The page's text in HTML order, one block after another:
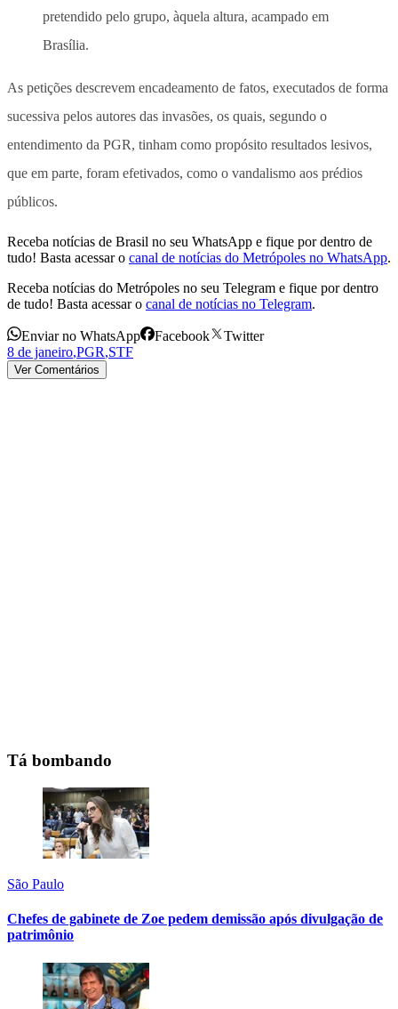
pretendido pelo grupo, àquela altura, acampado em
Brasília.
As petições descrevem encadeamento de fatos, executados de forma
sucessiva pelos autores das invasões, os quais, segundo o
entendimento da PGR, tinham como propósito resultados lesivos,
que em parte, foram efetivados, como o vandalismo aos prédios
públicos.
Receba notícias de Brasil no seu WhatsApp e fique por dentro de
tudo! Basta acessar o canal de notícias do Metrópoles no WhatsApp.
Receba notícias do Metrópoles no seu Telegram e fique por dentro
de tudo! Basta acessar o canal de notícias no Telegram.
Enviar no WhatsApp Facebook
Twitter
8 de janeiro,PGR,STF
Ver Comentários
Tá bombando
São Paulo
Chefes de gabinete de Zoe pedem demissão após divulgação de
patrimônio